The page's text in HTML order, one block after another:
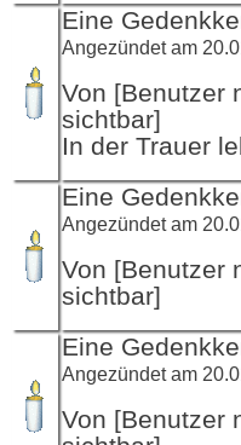
Eine
Angezündet am
Von [Benutzer
sichtbar]
In der Trauer
Eine
Angezündet am
Von [Benutzer
sichtbar]
Eine
Angezündet am
Von [Benutzer